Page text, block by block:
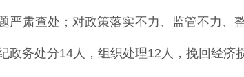
严肃查处；对政策落实不力、监管不力、
务处分14人，组织处理12人，挽回经济